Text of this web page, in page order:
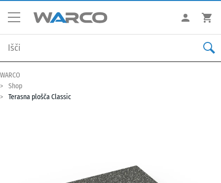
WARCO
Shop
Terasna plošča Classic